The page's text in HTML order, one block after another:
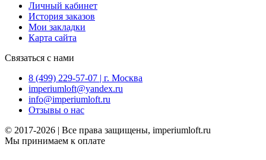
Личный кабинет
История заказов
Мои закладки
Карта сайта
Связаться с нами
8 (499) 229-57-07 | г. Москва
imperiumloft@yandex.ru
info@imperiumloft.ru
Отзывы о нас
© 2017-2026 | Все права защищены, imperiumloft.ru
Мы принимаем к оплате